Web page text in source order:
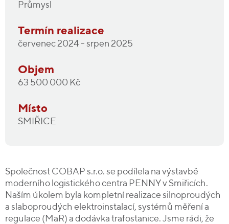
Průmysl
Termín realizace
červenec 2024 - srpen 2025
Objem
63 500 000 Kč
Místo
SMIŘICE
Společnost COBAP s.r.o. se podílela na výstavbě
moderního logistického centra PENNY v Smiřicích.
Naším úkolem byla kompletní realizace silnoproudých
a slaboproudých elektroinstalací, systémů měření a
regulace (MaR) a dodávka trafostanice. Jsme rádi, že